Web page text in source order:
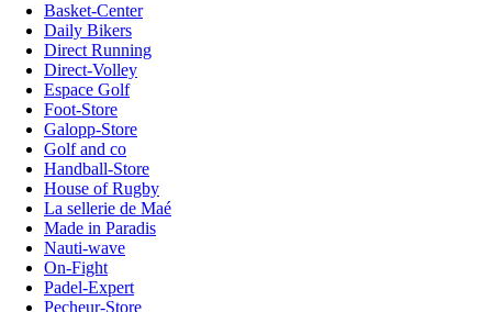
Basket-Center
Daily Bikers
Direct Running
Direct-Volley
Espace Golf
Foot-Store
Galopp-Store
Golf and co
Handball-Store
House of Rugby
La sellerie de Maé
Made in Paradis
Nauti-wave
On-Fight
Padel-Expert
Pecheur-Store